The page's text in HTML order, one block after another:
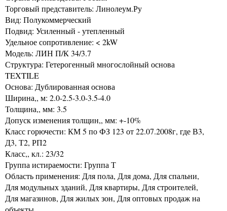
Торговый представитель: Линолеум.Ру
Вид: Полукоммерческий
Подвид: Усиленный - утепленный
Удельное сопротивление: < 2kW
Модель: ЛИН П/К 34/3.7
Структура: Гетерогенный многослойный основа
TEXTILE
Основа: Дублированная основа
Ширина,, м: 2.0-2.5-3.0-3.5-4.0
Толщина,, мм: 3.5
Допуск изменения толщин,, мм: +-10%
Класс горючести: КМ 5 по ФЗ 123 от 22.07.2008г, где В3,
Д3, Т2, РП2
Класс,, кл.: 23/32
Группа истираемости: Группа Т
Область применения: Для пола, Для дома, Для спальни,
Для модульных зданий, Для квартиры, Для строителей,
Для магазинов, Для жилых зон, Для оптовых продаж на